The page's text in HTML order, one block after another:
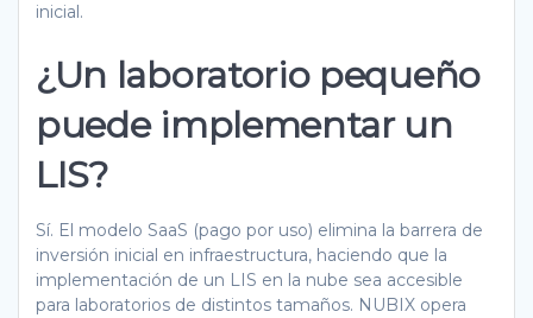
inicial.
¿Un laboratorio pequeño
puede implementar un
LIS?
Sí. El modelo SaaS (pago por uso) elimina la barrera de
inversión inicial en infraestructura, haciendo que la
implementación de un LIS en la nube sea accesible
para laboratorios de distintos tamaños. NUBIX opera